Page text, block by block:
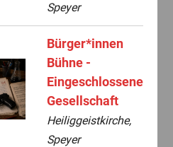
Speyer
Bürger*innen
Bühne -
Eingeschlossene
Gesellschaft
Heiliggeistkirche,
Speyer